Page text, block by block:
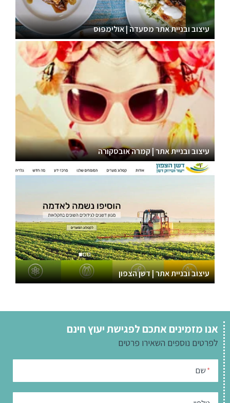
עיצוב ובניית אתר מסעדה | אולימפוס
עיצוב ובניית אתר | קמרה אובסקורה
עיצוב ובניית אתר | דשן הצפון
אנו מזמינים אתכם לפגישת יעוץ חינם
לפרטים נוספים השאירו פרטים
* שם